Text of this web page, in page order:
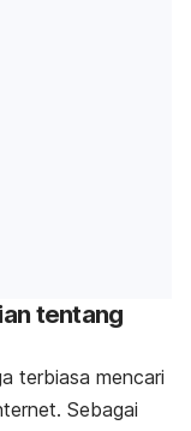
tentang
terbiasa mencari
Sebagai